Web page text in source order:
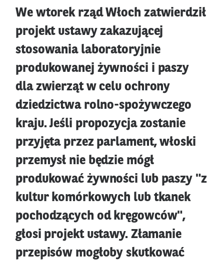
We wtorek rząd Włoch zatwierdził
projekt ustawy zakazującej
stosowania laboratoryjnie
produkowanej żywności i paszy
dla zwierząt w celu ochrony
dziedzictwa rolno-spożywczego
kraju. Jeśli propozycja zostanie
przyjęta przez parlament, włoski
przemysł nie będzie mógł
produkować żywności lub paszy "z
kultur komórkowych lub tkanek
pochodzących od kręgowców",
głosi projekt ustawy. Złamanie
przepisów mogłoby skutkować